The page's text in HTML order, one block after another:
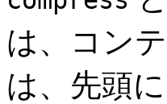
は、コン
は、先頭